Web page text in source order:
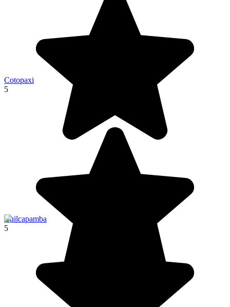
Cotopaxi
5
Chilcapamba
5